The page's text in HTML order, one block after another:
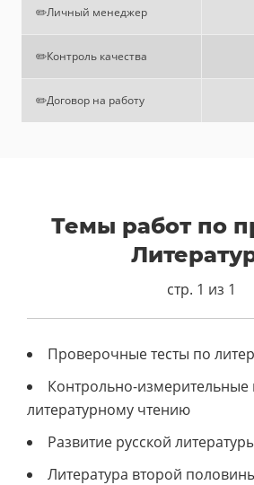
✏️Личный менеджер
✏️Контроль качества
✏️Договор на работу
Темы работ по
стр. 1 из 1
Проверочные тесты по
Контрольно-
литературному чтению
Развитие русской
Литература второй